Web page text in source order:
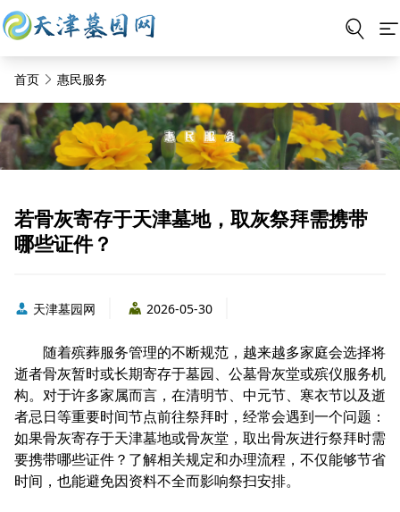
首页 惠民服务
若骨灰寄存于天津墓地，取灰祭拜需携带
哪些证件？
天津墓园网 2026-05-30
随着殡葬服务管理的不断规范，越来越多家庭会选择将
逝者骨灰暂时或长期寄存于墓园、公墓骨灰堂或殡仪服务机
构。对于许多家属而言，在清明节、中元节、寒衣节以及逝
者忌日等重要时间节点前往祭拜时，经常会遇到一个问题：
如果骨灰寄存于天津墓地或骨灰堂，取出骨灰进行祭拜时需
要携带哪些证件？了解相关规定和办理流程，不仅能够节省
时间，也能避免因资料不全而影响祭扫安排。